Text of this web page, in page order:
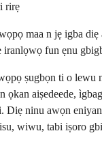
rirẹ
maa n jẹ igba diẹ
iranlọwọ fun ẹnu
ṣugbọn ti o lewu
ọkan aiṣedeede,
Diẹ ninu awọn
wiwu, tabi iṣoro